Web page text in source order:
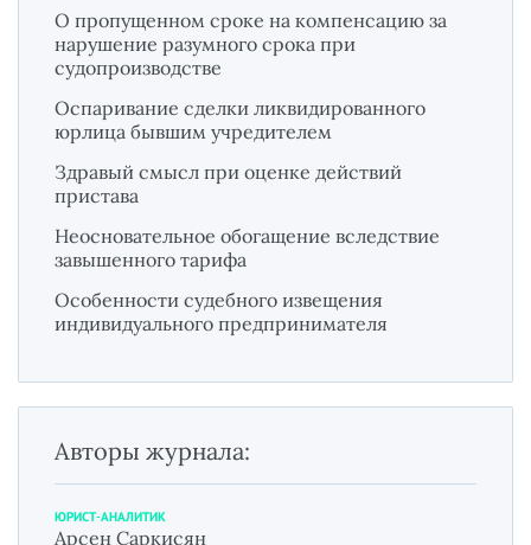
О пропущенном сроке на компенсацию за
нарушение разумного срока при
судопроизводстве
Оспаривание сделки ликвидированного
юрлица бывшим учредителем
Здравый смысл при оценке действий
пристава
Неосновательное обогащение вследствие
завышенного тарифа
Особенности судебного извещения
индивидуального предпринимателя
Авторы журнала:
ЮРИСТ-АНАЛИТИК
Арсен Саркисян